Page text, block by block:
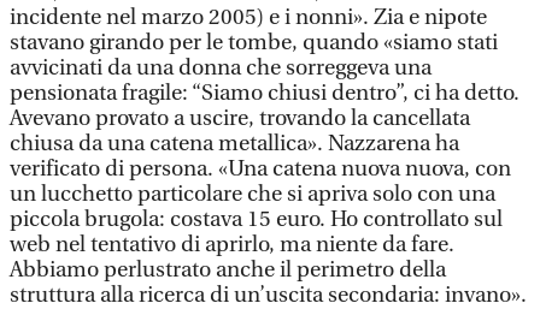
incidente nel marzo 2005) e i nonni». Zia e nipote
stavano girando per le tombe, quando «siamo stati
avvicinati da una donna che sorreggeva una
pensionata fragile: “Siamo chiusi dentro”, ci ha detto.
Avevano provato a uscire, trovando la cancellata
chiusa da una catena metallica». Nazzarena ha
verificato di persona. «Una catena nuova nuova, con
un lucchetto particolare che si apriva solo con una
piccola brugola: costava 15 euro. Ho controllato sul
web nel tentativo di aprirlo, ma niente da fare.
Abbiamo perlustrato anche il perimetro della
struttura alla ricerca di un’uscita secondaria: invano».